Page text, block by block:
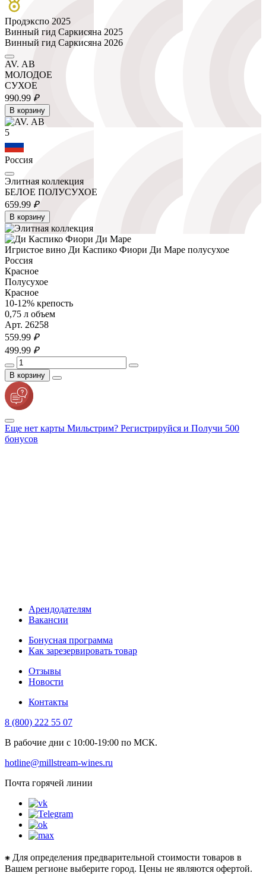
Продэкспо 2025
Винный гид Саркисяна 2025
Винный гид Саркисяна 2026
AV. АВ
МОЛОДОЕ
СУХОЕ
990.99 ₽
В корзину
5
Россия
Элитная коллекция
БЕЛОЕ ПОЛУСУХОЕ
659.99 ₽
В корзину
Игристое вино Ди Каспико Фиори Ди Маре полусухое
Россия
Красное
Полусухое
Красное
10-12% крепость
0,75 л объем
Арт. 26258
559.99 ₽
499.99 ₽
В корзину
Еще нет карты Мильстрим? Регистрируйся и Получи 500
бонусов
Арендодателям
Вакансии
Бонусная программа
Как зарезервировать товар
Отзывы
Новости
Контакты
8 (800) 222 55 07
В рабочие дни с 10:00-19:00 по МСК.
hotline@millstream-wines.ru
Почта горячей линии
⁕ Для определения предварительной стоимости товаров в
Вашем регионе выберите город. Цены не являются офертой.